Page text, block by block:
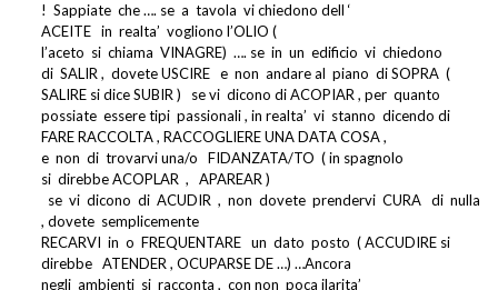
! Sappiate che …. se a tavola vi chiedono dell ‘
ACEITE in realta’ vogliono l’OLIO (
l’aceto si chiama VINAGRE) …. se in un edificio vi chiedono
di SALIR , dovete USCIRE e non andare al piano di SOPRA (
SALIRE si dice SUBIR )
se vi dicono di ACOPIAR , per quanto
possiate essere tipi passionali , in realta’ vi stanno dicendo di
FARE RACCOLTA , RACCOGLIERE UNA DATA COSA ,
e non di trovarvi una/o FIDANZATA/TO ( in spagnolo
si direbbe ACOPLAR ,
APAREAR )
se vi dicono di ACUDIR , non dovete prendervi CURA di nulla
, dovete semplicemente
RECARVI in o FREQUENTARE un dato posto ( ACCUDIRE si
direbbe ATENDER , OCUPARSE DE …) …Ancora
negli ambienti si racconta , con non poca ilarita’